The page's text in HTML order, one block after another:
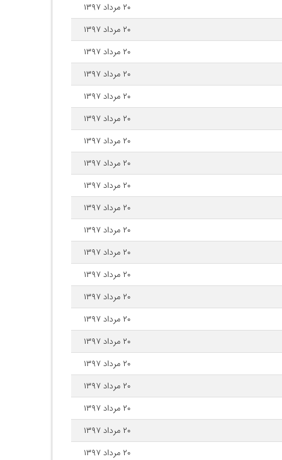
۲۰ مرداد ۱۳۹۷
۲۰ مرداد ۱۳۹۷
۲۰ مرداد ۱۳۹۷
۲۰ مرداد ۱۳۹۷
۲۰ مرداد ۱۳۹۷
۲۰ مرداد ۱۳۹۷
۲۰ مرداد ۱۳۹۷
۲۰ مرداد ۱۳۹۷
۲۰ مرداد ۱۳۹۷
۲۰ مرداد ۱۳۹۷
۲۰ مرداد ۱۳۹۷
۲۰ مرداد ۱۳۹۷
۲۰ مرداد ۱۳۹۷
۲۰ مرداد ۱۳۹۷
۲۰ مرداد ۱۳۹۷
۲۰ مرداد ۱۳۹۷
۲۰ مرداد ۱۳۹۷
۲۰ مرداد ۱۳۹۷
۲۰ مرداد ۱۳۹۷
۲۰ مرداد ۱۳۹۷
۲۰ مرداد ۱۳۹۷